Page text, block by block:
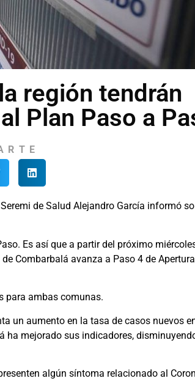
región tendrán
Plan Paso a
de Salud Alejandro García informó
Es así que a partir del próximo
Combarbalá avanza a Paso 4 de
para ambas comunas.
un aumento en la tasa de casos nuevos
mejorado sus indicadores,
algún síntoma relacionado al